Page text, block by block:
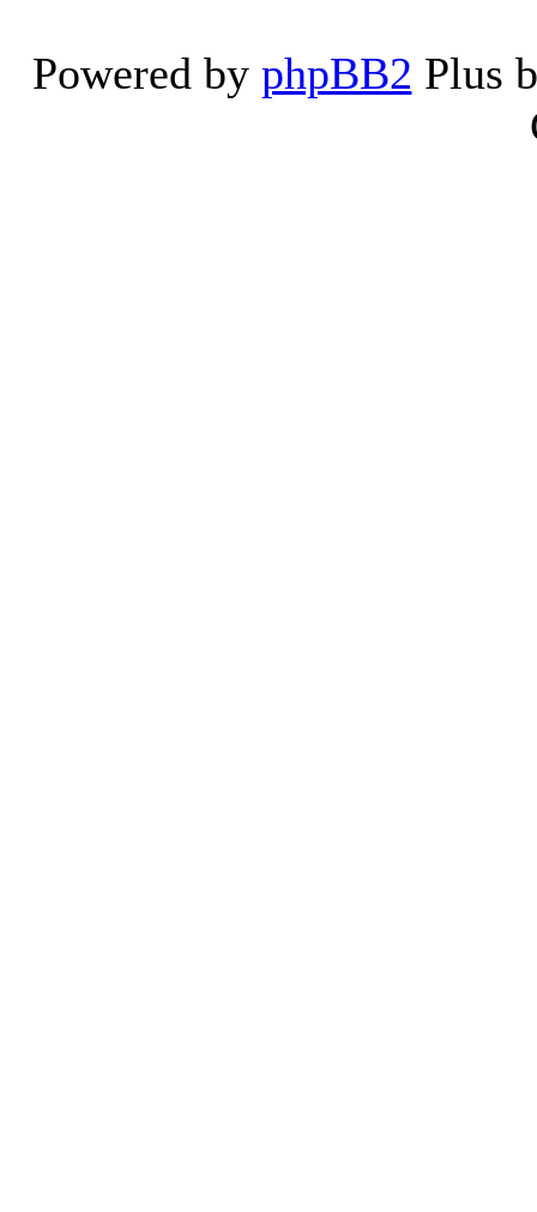
Powered by phpBB2 Plus